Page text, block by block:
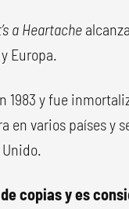
a Heartache
Europa.
1983 y fue
varios países y
copias y es